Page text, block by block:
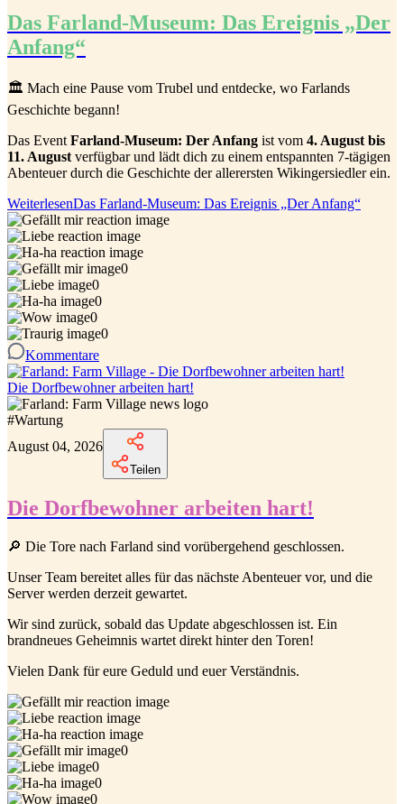
Das Farland-Museum: Das Ereignis „Der
Anfang“
🏛️ Mach eine Pause vom Trubel und entdecke, wo Farlands
Geschichte begann!
Das Event Farland-Museum: Der Anfang ist vom 4. August bis
11. August verfügbar und lädt dich zu einem entspannten 7-tägigen
Abenteuer durch die Geschichte der allerersten Wikingersiedler ein.
WeiterlesenDas Farland-Museum: Das Ereignis „Der Anfang“
0
0
0
0
0
Kommentare
Die Dorfbewohner arbeiten hart!
#Wartung
August 04, 2026
Teilen
Die Dorfbewohner arbeiten hart!
🔎 Die Tore nach Farland sind vorübergehend geschlossen.
Unser Team bereitet alles für das nächste Abenteuer vor, und die
Server werden derzeit gewartet.
Wir sind zurück, sobald das Update abgeschlossen ist. Ein
brandneues Geheimnis wartet direkt hinter den Toren!
Vielen Dank für eure Geduld und euer Verständnis.
0
0
0
0